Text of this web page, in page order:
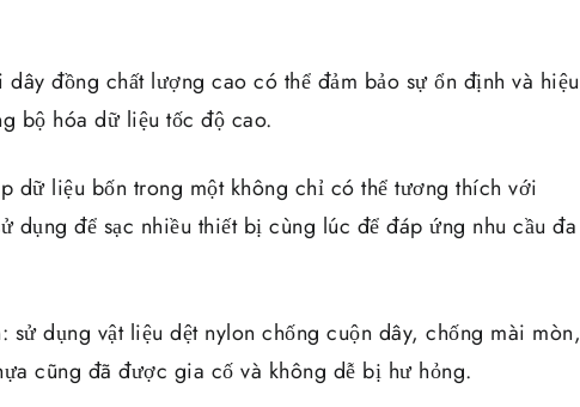
đồng chất lượng cao có thể đảm bảo sự ổn định và hiệu
bộ hóa dữ liệu tốc độ cao.
dữ liệu bốn trong một không chỉ có thể tương thích với
dụng để sạc nhiều thiết bị cùng lúc để đáp ứng nhu cầu đa
sử dụng vật liệu dệt nylon chống cuộn dây, chống mài mòn,
cũng đã được gia cố và không dễ bị hư hỏng.